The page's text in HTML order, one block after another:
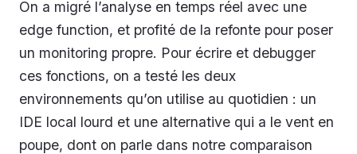
On a migré l’analyse en temps réel avec une
edge function, et profité de la refonte pour poser
un monitoring propre. Pour écrire et debugger
ces fonctions, on a testé les deux
environnements qu’on utilise au quotidien : un
IDE local lourd et une alternative qui a le vent en
poupe, dont on parle dans notre comparaison